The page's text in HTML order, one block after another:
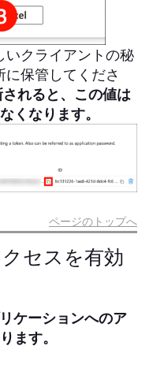
いクライアントの秘
に保管してくださ
れると、この値は
くなります。
ページのトップへ
セスを有効
ケーションへのア
ます。